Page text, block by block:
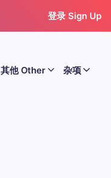
登录 Sign Up
其他 Other 杂项